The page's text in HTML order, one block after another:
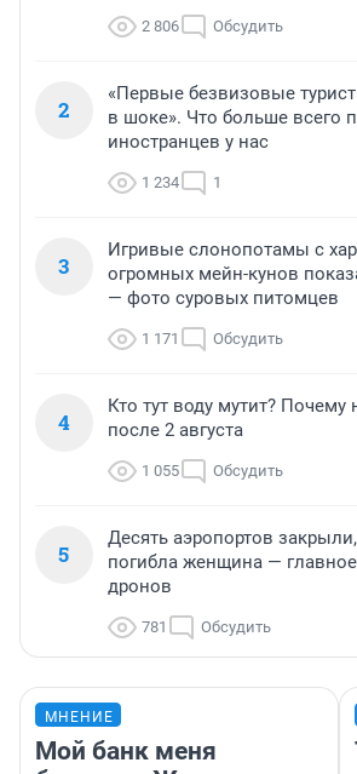
2 806 Обсудить
2
«Первые безвизовые
в шоке». Что больше всего
иностранцев у нас
1 234 1
3
Игривые слонопотамы с
огромных мейн-кунов
— фото суровых питомцев
1 171 Обсудить
4
Кто тут воду мутит? Почему
после 2 августа
1 055 Обсудить
5
Десять аэропортов
погибла женщина — главное
дронов
781 Обсудить
МНЕНИЕ
Мой банк меня